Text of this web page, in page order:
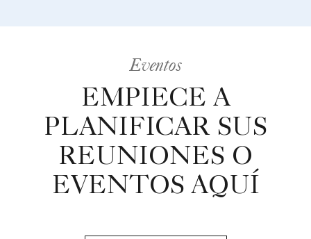
Eventos
EMPIECE A
PLANIFICAR SUS
REUNIONES O
EVENTOS AQUÍ